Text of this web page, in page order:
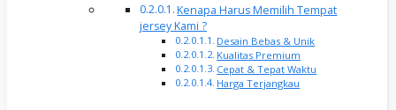
Kenapa Harus Memilih Tempat
jersey Kami ?
Desain Bebas & Unik
Kualitas Premium
Cepat & Tepat Waktu
Harga Terjangkau